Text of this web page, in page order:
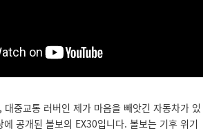
중교통 러버인 제가 마음을 빼앗긴 자동차가 있
공개된 볼보의 EX30입니다. 볼보는 기후 위기